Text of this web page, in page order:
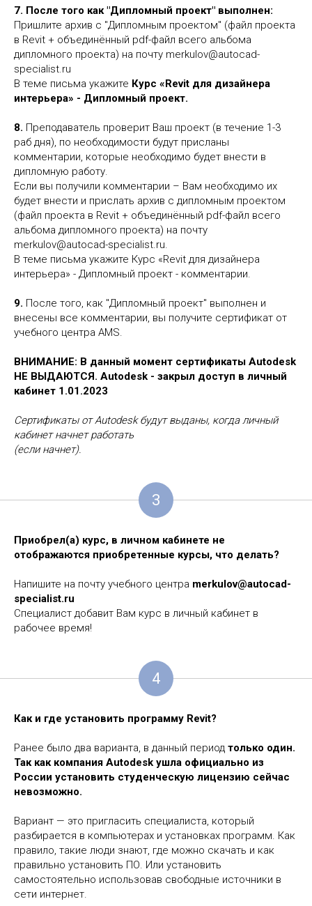
7. После того как "Дипломный проект" выполнен:
Пришлите архив с "Дипломным проектом" (файл проекта
в Revit + объединённый pdf-файл всего альбома
дипломного проекта) на почту merkulov@autocad-
specialist.ru
В теме письма укажите Курс «Revit для дизайнера
интерьера» - Дипломный проект.
8. Преподаватель проверит Ваш проект (в течение 1-3
раб дня), по необходимости будут присланы
комментарии, которые необходимо будет внести в
дипломную работу.
Если вы получили комментарии – Вам необходимо их
будет внести и прислать архив с дипломным проектом
(файл проекта в Revit + объединённый pdf-файл всего
альбома дипломного проекта) на почту
merkulov@autocad-specialist.ru.
В теме письма укажите Курс «Revit для дизайнера
интерьера» - Дипломный проект - комментарии.
9. После того, как "Дипломный проект" выполнен и
внесены все комментарии, вы получите сертификат от
учебного центра AMS.
ВНИМАНИЕ: В данный момент сертификаты Autodesk
НЕ ВЫДАЮТСЯ. Autodesk - закрыл доступ в личный
кабинет 1.01.2023
Сертификаты от Autodesk будут выданы, когда личный
кабинет начнет работать
(если начнет).
3
Приобрел(а) курс, в личном кабинете не
отображаются приобретенные курсы, что делать?
Напишите на почту учебного центра merkulov@autocad-
specialist.ru
Специалист добавит Вам курс в личный кабинет в
рабочее время!
4
Как и где установить программу Revit?
Ранее было два варианта, в данный период только один.
Так как компания Autodesk ушла официально из
России установить студенческую лицензию сейчас
невозможно.
Вариант — это пригласить специалиста, который
разбирается в компьютерах и установках программ. Как
правило, такие люди знают, где можно скачать и как
правильно установить ПО. Или установить
самостоятельно использовав свободные источники в
сети интернет.